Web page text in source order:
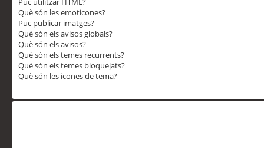
Què són les emoticones?
Puc publicar imatges?
Què són els avisos globals?
Què són els avisos?
Què són els temes recurrents?
Què són els temes bloquejats?
Què són les icones de tema?